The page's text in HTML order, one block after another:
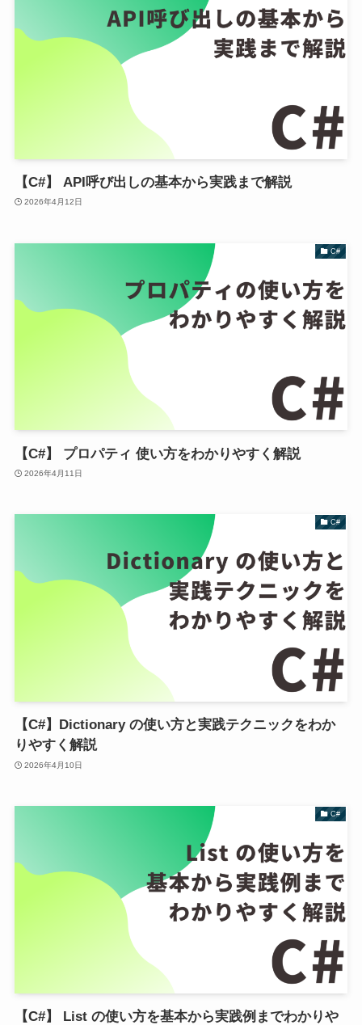
【C#】 API呼び出しの基本から実践まで解説
2026年4月12日
C#
【C#】 プロパティ 使い方をわかりやすく解説
2026年4月11日
C#
【C#】Dictionary の使い方と実践テクニックをわか
りやすく解説
2026年4月10日
C#
【C#】 List の使い方を基本から実践例までわかりや